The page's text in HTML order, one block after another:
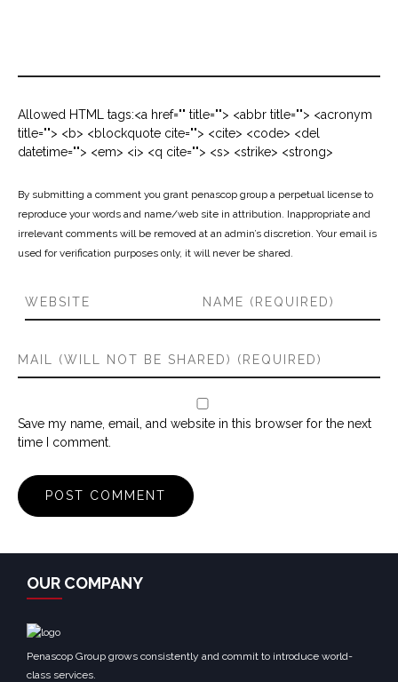
Allowed HTML tags:<a href="" title=""> <abbr title=""> <acronym
title=""> <b> <blockquote cite=""> <cite> <code> <del
datetime=""> <em> <i> <q cite=""> <s> <strike> <strong>
By submitting a comment you grant penascop group a perpetual license to
reproduce your words and name/web site in attribution. Inappropriate and
irrelevant comments will be removed at an admin’s discretion. Your email is
used for verification purposes only, it will never be shared.
Save my name, email, and website in this browser for the next
time I comment.
OUR COMPANY
Penascop Group grows consistently and commit to introduce world-
class services.